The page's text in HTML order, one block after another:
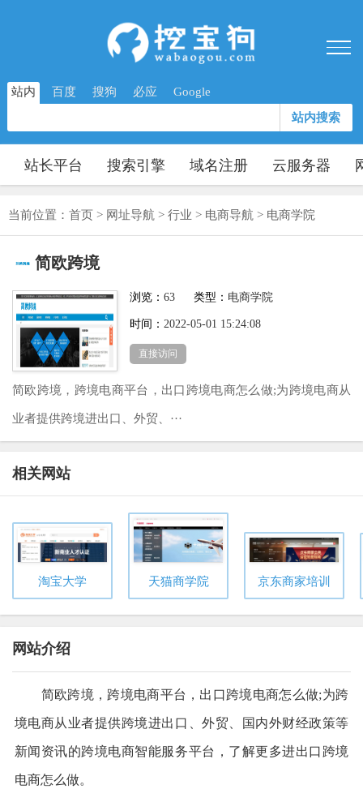
站内 百度 搜狗 必应 Google
站内搜索
站长平台 搜索引擎 域名注册 云服务器
当前位置： 首页 > 网址导航 > 行业 > 电商导航 > 电商学院
简欧跨境
浏览：63 类型： 电商学院
时间： 2022-05-01 15:24:08
直接访问
简欧跨境，跨境电商平台，出口跨境电商怎么做;为跨境电商从
业者提供跨境进出口、外贸、···
相关网站
淘宝大学 天猫商学院 京东商家培训
网站介绍
简欧跨境，跨境电商平台，出口跨境电商怎么做;为跨
境电商从业者提供跨境进出口、外贸、国内外财经政策等
新闻资讯的跨境电商智能服务平台，了解更多进出口跨境
电商怎么做。